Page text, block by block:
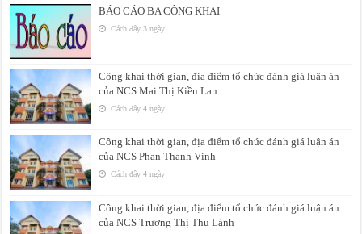
BÁO CÁO BA CÔNG KHAI
Cách đây 3 ngày
Công khai thời gian, địa điểm tổ chức đánh giá luận án
của NCS Mai Thị Kiều Lan
Cách đây 4 ngày
Công khai thời gian, địa điểm tổ chức đánh giá luận án
của NCS Phan Thanh Vịnh
Cách đây 4 ngày
Công khai thời gian, địa điểm tổ chức đánh giá luận án
của NCS Trương Thị Thu Lành